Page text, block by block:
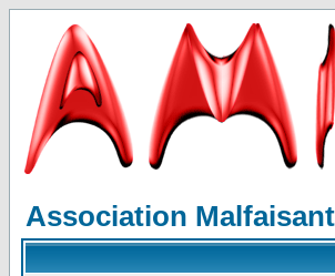
Association